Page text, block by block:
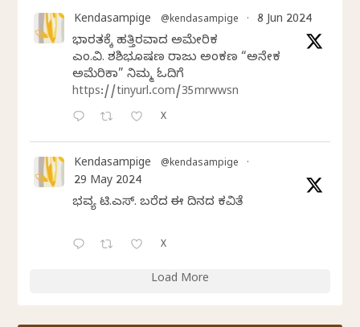
Kendasampige @kendasampige · 8 Jun 2024
ಭಾರತಕ್ಕೆ ಹತ್ತಿರವಾದ ಅಮೇರಿಕ
ಎಂ.ವಿ. ಶಶಿಭೂಷಣ ರಾಜು ಅಂಕಣ “ಅನೇಕ
ಅಮೆರಿಕಾ” ನಿಮ್ಮ ಓದಿಗೆ
https://tinyurl.com/35mrwwsn
X
Kendasampige @kendasampige ·
29 May 2024
ಭವ್ಯ ಟಿ.ಎಸ್. ಬರೆದ ಈ ದಿನದ ಕವಿತೆ
X
Load More